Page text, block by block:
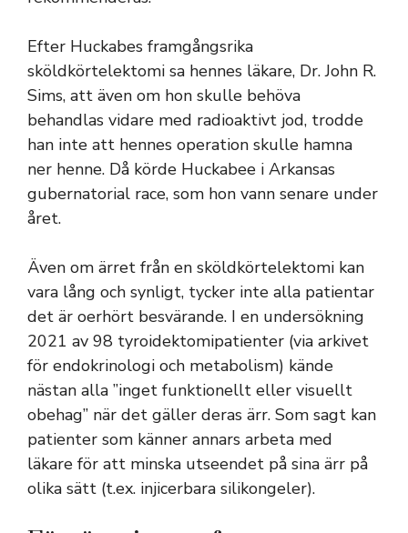
Efter Huckabes framgångsrika
sköldkörtelektomi sa hennes läkare, Dr. John R.
Sims, att även om hon skulle behöva
behandlas vidare med radioaktivt jod, trodde
han inte att hennes operation skulle hamna
ner henne. Då körde Huckabee i Arkansas
gubernatorial race, som hon vann senare under
året.
Även om ärret från en sköldkörtelektomi kan
vara lång och synligt, tycker inte alla patientar
det är oerhört besvärande. I en undersökning
2021 av 98 tyroidektomipatienter (via arkivet
för endokrinologi och metabolism) kände
nästan alla ”inget funktionellt eller visuellt
obehag” när det gäller deras ärr. Som sagt kan
patienter som känner annars arbeta med
läkare för att minska utseendet på sina ärr på
olika sätt (t.ex. injicerbara silikongeler).